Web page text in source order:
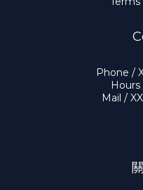
Phone /
Hours
Mail /